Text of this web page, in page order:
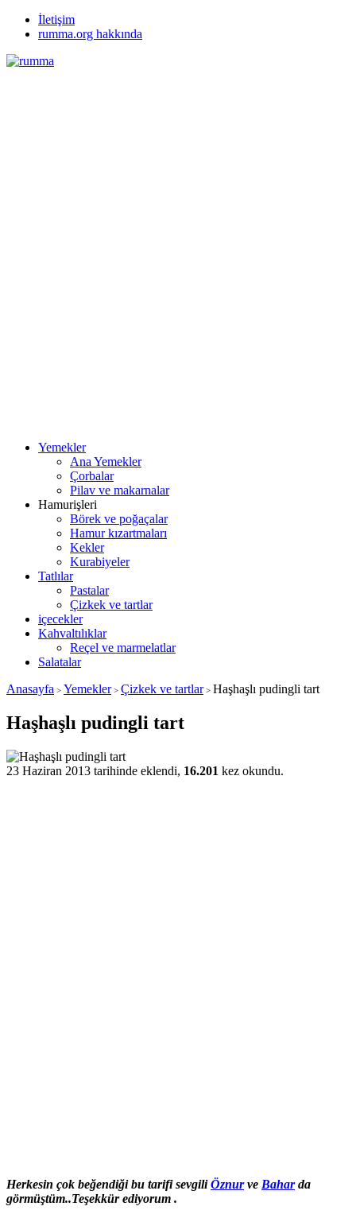
İletişim
rumma.org hakkında
Yemekler
Ana Yemekler
Çorbalar
Pilav ve makarnalar
Hamurişleri
Börek ve poğaçalar
Hamur kızartmaları
Kekler
Kurabiyeler
Tatlılar
Pastalar
Çizkek ve tartlar
içecekler
Kahvaltılıklar
Reçel ve marmelatlar
Salatalar
Anasayfa > Yemekler> Çizkek ve tartlar> Haşhaşlı pudingli tart
Haşhaşlı pudingli tart
23 Haziran 2013 tarihinde eklendi, 16.201 kez okundu.
Herkesin çok beğendiği bu tarifi sevgiliÖznurve Baharda
görmüştüm..Teşekkür ediyorum .